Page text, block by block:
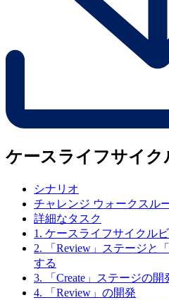
ケースライフサイク
シナリオ
チャレンジ ウォークスル
詳細なタスク
1. ケースライフサイクル
2. 「Review」ステージと
する
3. 「Create」ステージの開
4. 「Review」の開発